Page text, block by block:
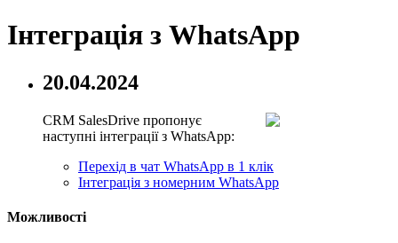
Інтеграція з WhatsApp
20.04.2024
CRM SalesDrive пропонує
наступні інтеграції з WhatsApp:
Перехід в чат WhatsApp в 1 клік
Інтеграція з номерним WhatsApp
Можливості